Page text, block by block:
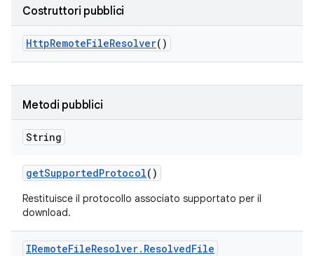
Costruttori pubblici
HttpRemoteFileResolver()
Metodi pubblici
String
getSupportedProtocol()
Restituisce il protocollo associato supportato per il
download.
IRemoteFileResolver. ResolvedFile